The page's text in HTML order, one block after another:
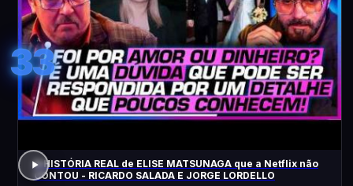
33
A HISTÓRIA REAL de ELISE MATSUNAGA que a Netflix não
CONTOU - RICARDO SALADA E JORGE LORDELLO